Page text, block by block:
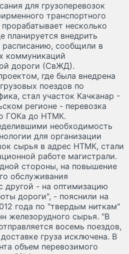
для грузоперевозок
транспортного
несколько
планируется внедрить
расписанию, сообщили в
коммуникаций
дороги (СвЖД).
где была внедрена
поездов по
стал участок Качканар -
регионе - перевозка
ГОКа до НТМК.
необходимость
для организации
сырья в адрес НТМК, стали
работе магистрали.
стороны, на повышение
обслуживания
другой - на оптимизацию
дороги", - пояснили на
года по "твердым ниткам"
железорудного сырья. "В
восемь поездов,
груза исключена. В
объем перевозимого